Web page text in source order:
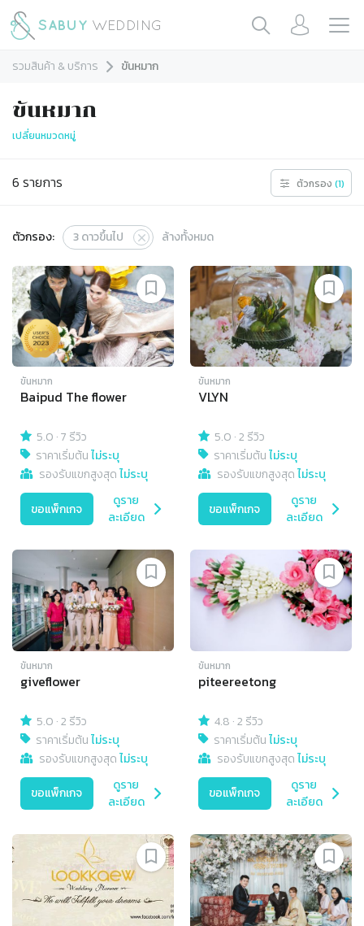
รวมสินค้า & บริการ ขันหมาก
ขันหมาก
เปลี่ยนหมวดหมู่
6 รายการ ตัวกรอง (1)
ตัวกรอง: 3ดาวขึ้นไป ล้างทั้งหมด
ขันหมาก
Baipud The flower
5.0 ·7 รีวิว
ราคาเริ่มต้นไม่ระบุ
รองรับแขกสูงสุดไม่ระบุ
ขอแพ็กเกจ
ดูราย
ละเอียด
ขันหมาก
VLYN
5.0 ·2 รีวิว
ราคาเริ่มต้นไม่ระบุ
รองรับแขกสูงสุดไม่ระบุ
ขอแพ็กเกจ
ดูราย
ละเอียด
ขันหมาก
giveflower
5.0 ·2 รีวิว
ราคาเริ่มต้นไม่ระบุ
รองรับแขกสูงสุดไม่ระบุ
ขอแพ็กเกจ
ดูราย
ละเอียด
ขันหมาก
piteereetong
4.8 ·2 รีวิว
ราคาเริ่มต้นไม่ระบุ
รองรับแขกสูงสุดไม่ระบุ
ขอแพ็กเกจ
ดูราย
ละเอียด